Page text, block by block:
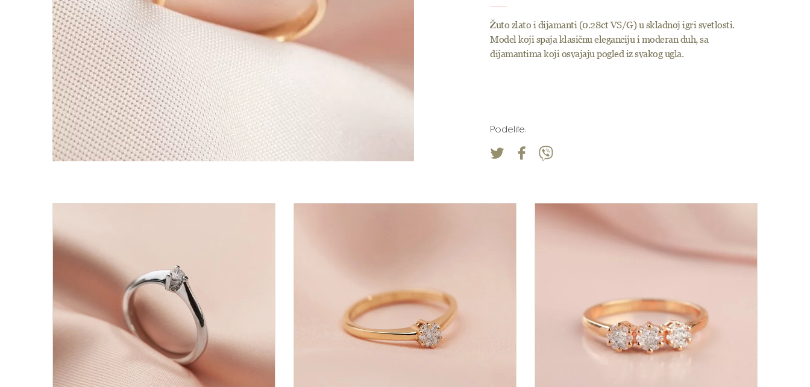
Žuto zlato i dijamanti (0.28ct VS/G) u skladnoj igri svetlosti.
Model koji spaja klasičnu eleganciju i moderan duh, sa
dijamantima koji osvajaju pogled iz svakog ugla.
Podelite: